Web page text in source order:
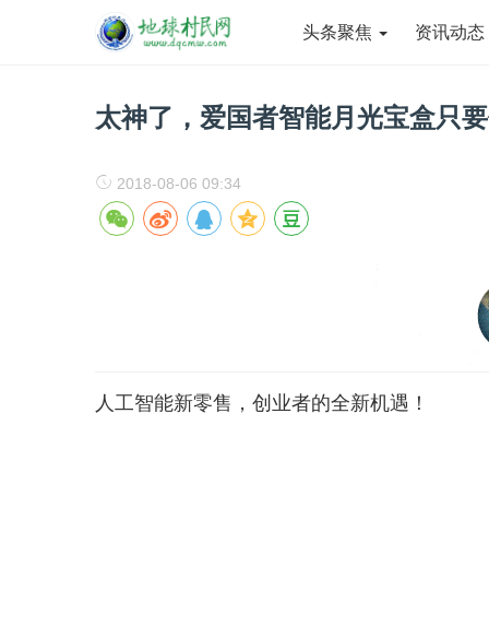
头条聚焦 资讯动态
太神了，爱国者智能月光宝盒只
2018-08-06 09:34
人工智能新零售，创业者的全新机遇！